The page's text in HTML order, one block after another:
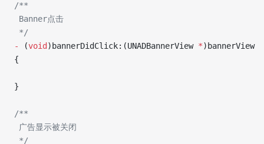
/**
Banner点击
*/
-
(void )bannerDidClick:(UNADBannerView *)bannerView
{
}
/**
广告显示被关闭
*/